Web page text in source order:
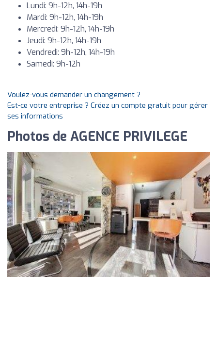
Lundi: 9h-12h, 14h-19h
Mardi: 9h-12h, 14h-19h
Mercredi: 9h-12h, 14h-19h
Jeudi: 9h-12h, 14h-19h
Vendredi: 9h-12h, 14h-19h
Samedi: 9h-12h
Voulez-vous demander un changement ?
Est-ce votre entreprise ? Créez un compte gratuit pour gérer
ses informations
Photos de AGENCE PRIVILEGE